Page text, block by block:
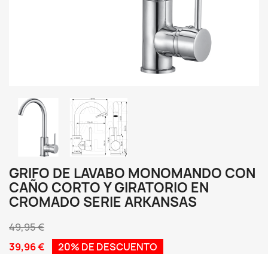
GRIFO DE LAVABO MONOMANDO CON
CAÑO CORTO Y GIRATORIO EN
CROMADO SERIE ARKANSAS
49,95 €
39,96 €
20% DE DESCUENTO